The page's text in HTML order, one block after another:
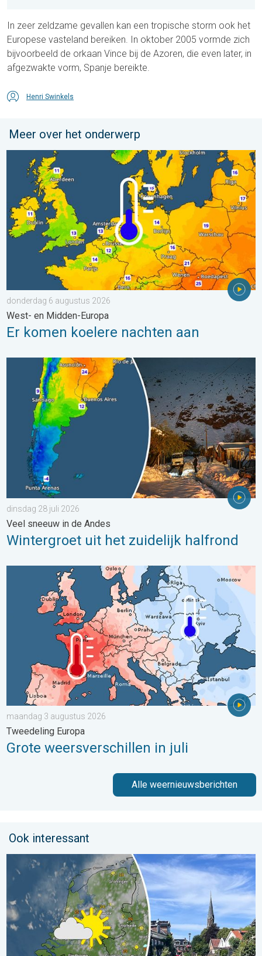
In zeer zeldzame gevallen kan een tropische storm ook het
Europese vasteland bereiken. In oktober 2005 vormde zich
bijvoorbeeld de orkaan Vince bij de Azoren, die even later, in
afgezwakte vorm, Spanje bereikte.
Henri Swinkels
Meer over het onderwerp
Er komen koelere nachten aan. West- en Midden-Europa. . .
donderdag 6 augustus 2026
West- en Midden-Europa
Er komen koelere nachten aan
Wintergroet uit het zuidelijk halfrond. Veel sneeuw in de
dinsdag 28 juli 2026
Veel sneeuw in de Andes
Wintergroet uit het zuidelijk halfrond
Grote weersverschillen in juli. Tweedeling Europa. . .
maandag 3 augustus 2026
Tweedeling Europa
Grote weersverschillen in juli
Alle weernieuwsberichten
Ook interessant
Fraai zomerweer om eropuit te trekken. Weekendweer. . .